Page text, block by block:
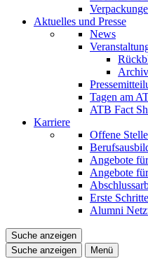
Aktuelles und Presse
News
Archiv
Tagen am
ATB Fact
Karriere
Offene
Angebote
Angebote
Erste
Alumni
Suche anzeigen
Suche anzeigen
Menü